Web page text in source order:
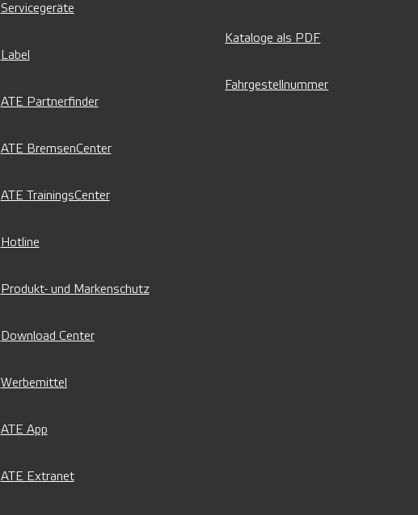
Servicegeräte
Label
ATE Partnerfinder
ATE BremsenCenter
ATE TrainingsCenter
Hotline
Produkt- und Markenschutz
Download Center
Werbemittel
ATE App
ATE Extranet
Kataloge als PDF
Fahrgestellnummer